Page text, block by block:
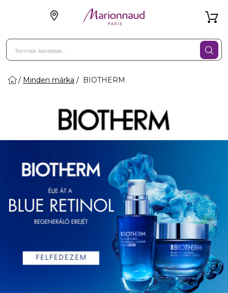
Minden márka BIOTHERM